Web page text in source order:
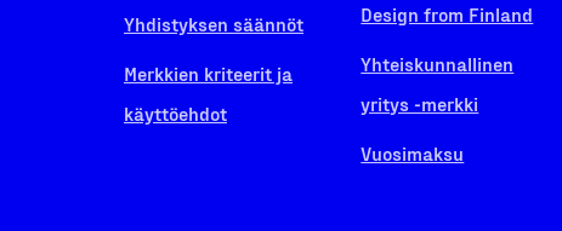
Yhdistyksen säännöt
Merkkien kriteerit ja
käyttöehdot
Design from Finland
Yhteiskunnallinen
yritys -merkki
Vuosimaksu